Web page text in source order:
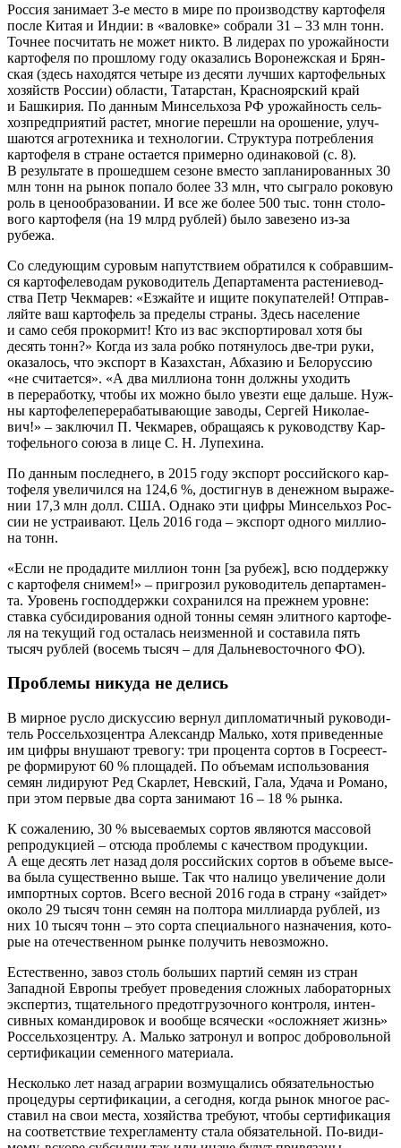
Рос­сия зани­ма­ет 3-е место в мире по про­из­вод­ству кар­то­фе­ля
после Китая и Индии: в «валов­ке» собра­ли 31 – 33 млн тонн.
Точ­нее посчи­тать не может никто. В лиде­рах по уро­жай­но­сти
кар­то­фе­ля по про­шло­му году ока­за­лись Воро­неж­ская и Брян­
ская (здесь нахо­дят­ся четы­ре из деся­ти луч­ших кар­то­фель­ных
хозяйств Рос­сии) обла­сти, Татар­стан, Крас­но­яр­ский край
и Баш­ки­рия. По дан­ным Мин­сель­хоза РФ уро­жай­ность сель­
хоз­пред­при­я­тий рас­тет, мно­гие пере­шли на оро­ше­ние, улуч­
ша­ют­ся агро­тех­ни­ка и тех­но­ло­гии. Струк­ту­ра потреб­ле­ния
кар­то­фе­ля в стране оста­ет­ся при­мер­но оди­на­ко­вой (с. 8).
В резуль­та­те в про­шед­шем сезоне вме­сто запла­ни­ро­ван­ных 30
млн тонн на рынок попа­ло более 33 млн, что сыг­ра­ло роко­вую
роль в цено­об­ра­зо­ва­нии. И все же более 500 тыс. тонн сто­ло­
во­го кар­то­фе­ля (на 19 млрд руб­лей) было заве­зе­но из-за
рубежа.
Со сле­ду­ю­щим суро­вым напут­стви­ем обра­тил­ся к собрав­шим­
ся кар­то­фе­ле­во­дам руко­во­ди­тель Депар­та­мен­та рас­те­ние­вод­
ства Петр Чек­ма­рев: «Езжай­те и ищи­те поку­па­те­лей! Отправ­
ляй­те ваш кар­то­фель за пре­де­лы стра­ны. Здесь насе­ле­ние
и само себя про­кор­мит! Кто из ваc экс­пор­ти­ро­вал хотя бы
десять тонн?» Когда из зала роб­ко потя­ну­лось две-три руки,
ока­за­лось, что экс­порт в Казах­стан, Абха­зию и Бело­рус­сию
«не счи­та­ет­ся». «А два мил­ли­о­на тонн долж­ны ухо­дить
в пере­ра­бот­ку, что­бы их мож­но было увез­ти еще даль­ше. Нуж­
ны кар­то­фе­ле­пе­ре­ра­ба­ты­ва­ю­щие заво­ды, Сер­гей Нико­ла­е­
вич!» – заклю­чил П. Чек­ма­рев, обра­ща­ясь к руко­вод­ству Кар­
то­фель­но­го сою­за в лице С. Н. Лупехина.
По дан­ным послед­не­го, в 2015 году экс­порт рос­сий­ско­го кар­
то­фе­ля уве­ли­чил­ся на 124,6 %, достиг­нув в денеж­ном выра­же­
нии 17,3 млн долл. США. Одна­ко эти циф­ры Мин­сель­хоз Рос­
сии не устра­и­ва­ют. Цель 2016 года – экс­порт одно­го мил­ли­о­
на тонн.
«Если не про­да­ди­те мил­ли­он тонн [за рубеж], всю под­держ­ку
с кар­то­фе­ля сни­мем!» – при­гро­зил руко­во­ди­тель депар­та­мен­
та. Уро­вень гос­под­держ­ки сохра­нил­ся на преж­нем уровне:
став­ка суб­си­ди­ро­ва­ния одной тон­ны семян элит­но­го кар­то­фе­
ля на теку­щий год оста­лась неиз­мен­ной и соста­ви­ла пять
тысяч руб­лей (восемь тысяч – для Даль­не­во­сточ­но­го ФО).
Проблемы никуда не делись
В мир­ное рус­ло дис­кус­сию вер­нул дипло­ма­тич­ный руко­во­ди­
тель Рос­сель­хоз­цен­тра Алек­сандр Маль­ко, хотя при­ве­ден­ные
им циф­ры вну­ша­ют тре­во­гу: три про­цен­та сор­тов в Госре­ест­
ре фор­ми­ру­ют 60 % пло­ща­дей. По объ­е­мам исполь­зо­ва­ния
семян лиди­ру­ют Ред Скар­лет, Нев­ский, Гала, Уда­ча и Рома­но,
при этом пер­вые два сор­та зани­ма­ют 16 – 18 % рынка.
К сожа­ле­нию, 30 % высе­ва­е­мых сор­тов явля­ют­ся мас­со­вой
репро­дук­ци­ей – отсю­да про­бле­мы с каче­ством про­дук­ции.
А еще десять лет назад доля рос­сий­ских сор­тов в объ­е­ме высе­
ва была суще­ствен­но выше. Так что нали­цо уве­ли­че­ние доли
импорт­ных сор­тов. Все­го вес­ной 2016 года в стра­ну «зай­дет»
око­ло 29 тысяч тонн семян на пол­то­ра мил­ли­ар­да руб­лей, из
них 10 тысяч тонн – это сор­та спе­ци­аль­но­го назна­че­ния, кото­
рые на оте­че­ствен­ном рын­ке полу­чить невозможно.
Есте­ствен­но, завоз столь боль­ших пар­тий семян из стран
Запад­ной Евро­пы тре­бу­ет про­ве­де­ния слож­ных лабо­ра­тор­ных
экс­пер­тиз, тща­тель­но­го пре­д­от­гру­зоч­но­го кон­тро­ля, интен­
сив­ных коман­ди­ро­вок и вооб­ще вся­че­ски «ослож­ня­ет жизнь»
Рос­сель­хоз­цен­тру. А. Маль­ко затро­нул и вопрос доб­ро­воль­ной
сер­ти­фи­ка­ции семен­но­го материала.
Несколь­ко лет назад агра­рии воз­му­ща­лись обя­за­тель­но­стью
про­це­ду­ры сер­ти­фи­ка­ции, а сего­дня, когда рынок мно­гое рас­
ста­вил на свои места, хозяй­ства тре­бу­ют, что­бы сер­ти­фи­ка­ция
на соот­вет­ствие тех­ре­гла­мен­ту ста­ла обя­за­тель­ной. По-види­